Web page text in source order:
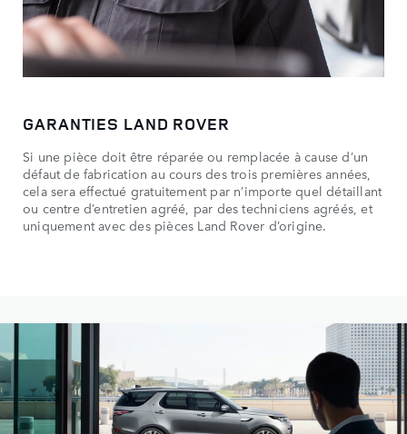
GARANTIES LAND ROVER
Si une pièce doit être réparée ou remplacée à cause d’un
défaut de fabrication au cours des trois premières années,
cela sera effectué gratuitement par n’importe quel détaillant
ou centre d’entretien agréé, par des techniciens agréés, et
uniquement avec des pièces Land Rover d’origine.